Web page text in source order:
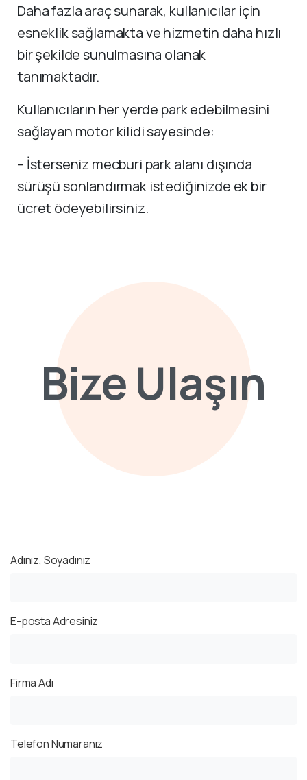
Daha fazla araç sunarak, kullanıcılar için
esneklik sağlamakta ve hizmetin daha hızlı
bir şekilde sunulmasına olanak
tanımaktadır.
Kullanıcıların her yerde park edebilmesini
sağlayan motor kilidi sayesinde:
– İsterseniz mecburi park alanı dışında
sürüşü sonlandırmak istediğinizde ek bir
ücret ödeyebilirsiniz.
BizeUlaşın
Adınız, Soyadınız
E-posta Adresiniz
Firma Adı
Telefon Numaranız